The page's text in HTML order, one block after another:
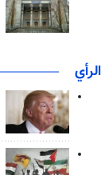
الرأي